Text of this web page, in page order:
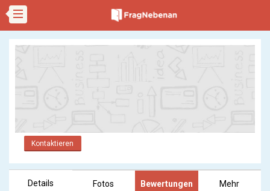
Kontaktieren
Details Fotos Bewertungen Mehr